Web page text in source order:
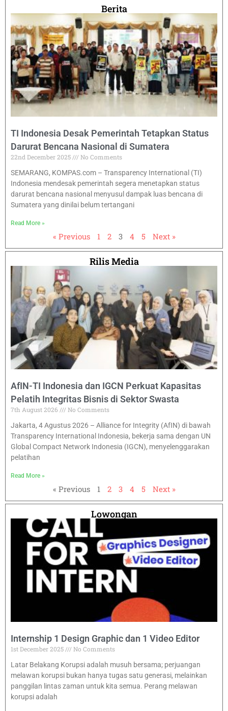
Berita
TI Indonesia Desak Pemerintah Tetapkan Status
Darurat Bencana Nasional di Sumatera
22nd December 2025
No Comments
SEMARANG, KOMPAS.com – Transparency International (TI)
Indonesia mendesak pemerintah segera menetapkan status
darurat bencana nasional menyusul dampak luas bencana di
Sumatera yang dinilai belum tertangani
Read More »
« Previous 1 2 3 4 5 Next »
Rilis Media
AfIN-TI Indonesia dan IGCN Perkuat Kapasitas
Pelatih Integritas Bisnis di Sektor Swasta
7th August 2026
No Comments
Jakarta, 4 Agustus 2026 – Alliance for Integrity (AfIN) di bawah
Transparency International Indonesia, bekerja sama dengan UN
Global Compact Network Indonesia (IGCN), menyelenggarakan
pelatihan
Read More »
« Previous 1 2 3 4 5 Next »
Lowongan
Internship 1 Design Graphic dan 1 Video Editor
1st December 2025
No Comments
Latar Belakang Korupsi adalah musuh bersama; perjuangan
melawan korupsi bukan hanya tugas satu generasi, melainkan
panggilan lintas zaman untuk kita semua. Perang melawan
korupsi adalah